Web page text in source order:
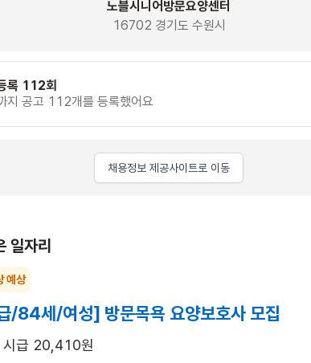
노블시니어방문요양센터
16702 경기도 수원시
록 112회
지 공고 112개를 등록했어요
채용정보 제공사이트로 이동
일자리
예상
/84세/여성] 방문목욕 요양보호사 모집
시급 20,410원